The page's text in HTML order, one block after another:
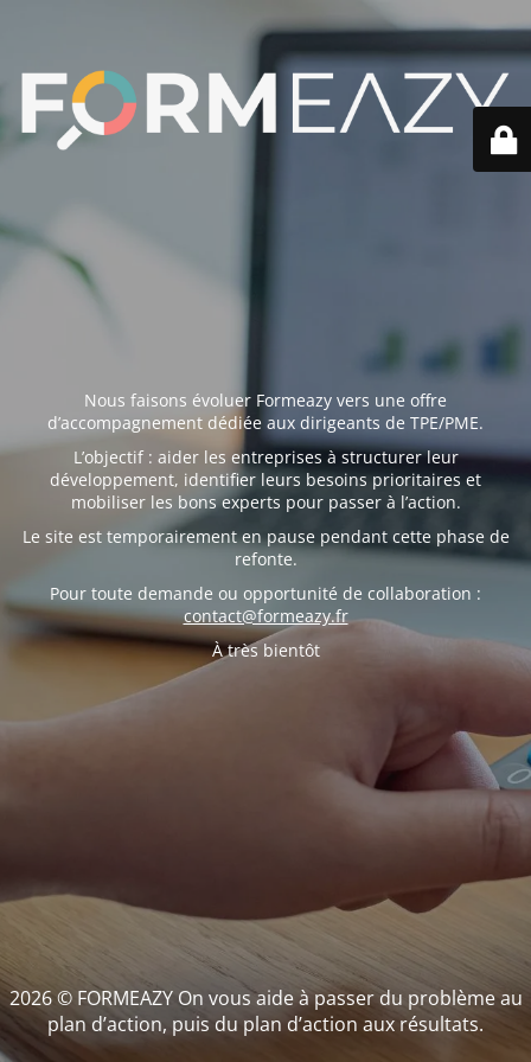
Nous faisons évoluer Formeazy vers une offre
d’accompagnement dédiée aux dirigeants de TPE/PME.
L’objectif : aider les entreprises à structurer leur
développement, identifier leurs besoins prioritaires et
mobiliser les bons experts pour passer à l’action.
Le site est temporairement en pause pendant cette phase de
refonte.
Pour toute demande ou opportunité de collaboration :
contact@formeazy.fr
À très bientôt
2026 © FORMEAZY On vous aide à passer du problème au
plan d’action, puis du plan d’action aux résultats.